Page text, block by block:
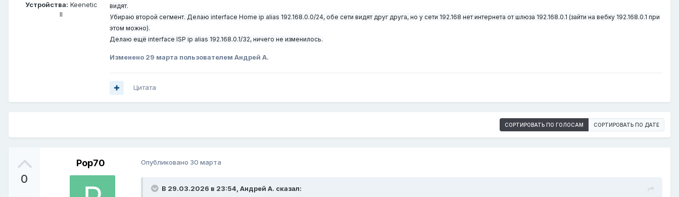
Устройства: Keenetic
II
видят.
Убираю второй сегмент. Делаю interface Home ip alias 192.168.0.0/24, обе сети видят друг друга, но у сети 192.168 нет интернета от шлюза 192.168.0.1 (зайти на вебку 192.168.0.1 при
этом можно).
Делаю ещё interface ISP ip alias 192.168.0.1/32, ничего не изменилось.
Изменено 29 марта пользователем Андрей А.
Цитата
СОРТИРОВАТЬ ПО ГОЛОСАМ СОРТИРОВАТЬ ПО ДАТЕ
0
Pop70 Опубликовано 30 марта
В 29.03.2026 в 23:54, Андрей А. сказал: